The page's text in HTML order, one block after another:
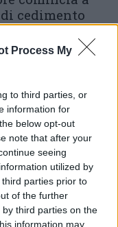
Process My
to third parties, or
information for
below opt-out
note that after your
seeing
utilized by
parties prior to
of the further
third parties on the
information may
cedimento
nel
decideremo
intraprendere
per